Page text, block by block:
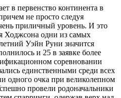
в первенство континента в
не просто следуя
приличный уровень. И это
Ходжсона одни из самых
Уэйн Руни значится
и 25 в заявке более
соревновании
единственными среди всех
одного очка при великолепном
провели родоначальники